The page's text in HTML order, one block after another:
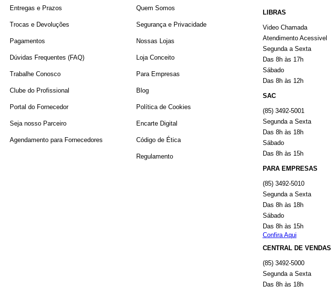
R$ 1.525,00 R$ 1.530,00
Entregas e Prazos
Trocas e Devoluções
Pagamentos
Dúvidas Frequentes (FAQ)
Trabalhe Conosco
Clube do Profissional
Portal do Fornecedor
Seja nosso Parceiro
Agendamento para Fornecedores
Quem Somos
Segurança e Privacidade
Nossas Lojas
Loja Conceito
Para Empresas
Blog
Política de Cookies
Encarte Digital
Código de Ética
Regulamento
LIBRAS
Video Chamada
Atendimento Acessivel
Segunda a Sexta
Das 8h às 17h
Sábado
Das 8h às 12h
SAC
(85) 3492-5001
Segunda a Sexta
Das 8h às 18h
Sábado
Das 8h às 15h
PARA EMPRESAS
(85) 3492-5010
Segunda a Sexta
Das 8h às 18h
Sábado
Das 8h às 15h
Confira Aqui
CENTRAL DE VENDAS
(85) 3492-5000
Segunda a Sexta
Das 8h às 18h